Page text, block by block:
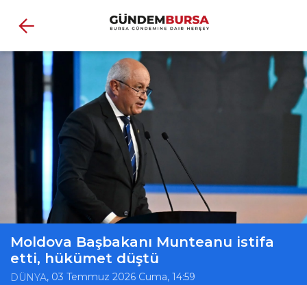
Moldova Başbakanı Munteanu istifa
etti, hükümet düştü
DÜNYA, 03 Temmuz 2026 Cuma, 14:59